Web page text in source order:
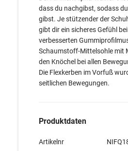
dass du nachgibst, sodass
gibst. Je stützender der
gibt dir ein sicheres Gefühl
verbesserten
Schaumstoff-Mittelsohle mit
den Knöchel bei allen
Die Flexkerben im Vorfuß
seitlichen Bewegungen.
Produktdaten
Artikelnr